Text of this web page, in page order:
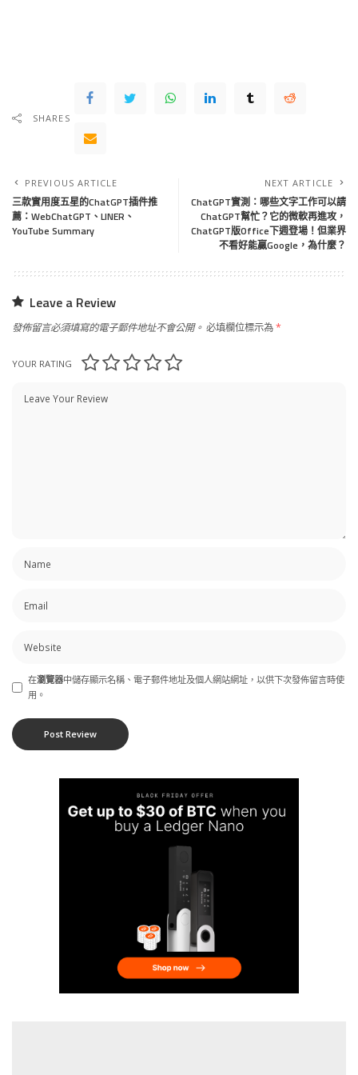
SHARES
PREVIOUS ARTICLE
三款實用度五星的ChatGPT插件推
薦：WebChatGPT、LINER、
YouTube Summary
NEXT ARTICLE
ChatGPT實測：哪些文字工作可以請
ChatGPT幫忙？它的微軟再進攻，
ChatGPT版Office下週登場！但業界
不看好能贏Google，為什麼？
Leave a Review
發佈留言必須填寫的電子郵件地址不會公開。 必填欄位標示為*
YOUR RATING
在瀏覽器中儲存顯示名稱、電子郵件地址及個人網站網址，以供下次發佈留言時使
用。